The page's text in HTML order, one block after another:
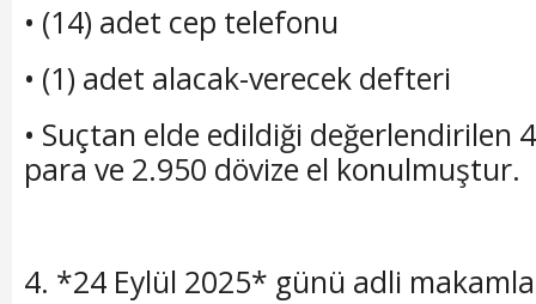
• (14) adet cep telefonu
• (1) adet alacak-verecek defteri
• Suçtan elde edildiği değerlendirilen
para ve 2.950 dövize el konulmuştur.
4. *24 Eylül 2025* günü adli